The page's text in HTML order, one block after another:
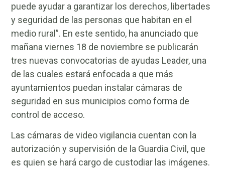
puede ayudar a garantizar los derechos, libertades
y seguridad de las personas que habitan en el
medio rural”. En este sentido, ha anunciado que
mañana viernes 18 de noviembre se publicarán
tres nuevas convocatorias de ayudas Leader, una
de las cuales estará enfocada a que más
ayuntamientos puedan instalar cámaras de
seguridad en sus municipios como forma de
control de acceso.
Las cámaras de video vigilancia cuentan con la
autorización y supervisión de la Guardia Civil, que
es quien se hará cargo de custodiar las imágenes.